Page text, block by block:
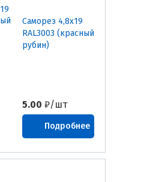
Саморез 4,8х19
RAL3003 (красный
рубин)
5.00 ₽/шт
Подробнее